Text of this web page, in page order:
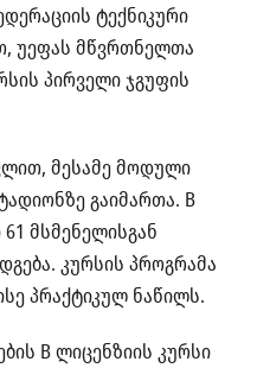
ტექნიკური
უეფას მწვრთნელთა
პირველი ჯგუფის
მესამე მოდული
გაიმართა. B
მსმენელისგან
კურსის პროგრამა
პრაქტიკულ ნაწილს.
B ლიცენზიის კურსი